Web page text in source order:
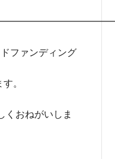
ファンディング
。
くおねがいしま